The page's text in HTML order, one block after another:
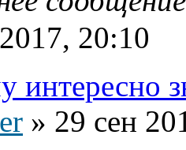
20:10
интересно
» 29 сен